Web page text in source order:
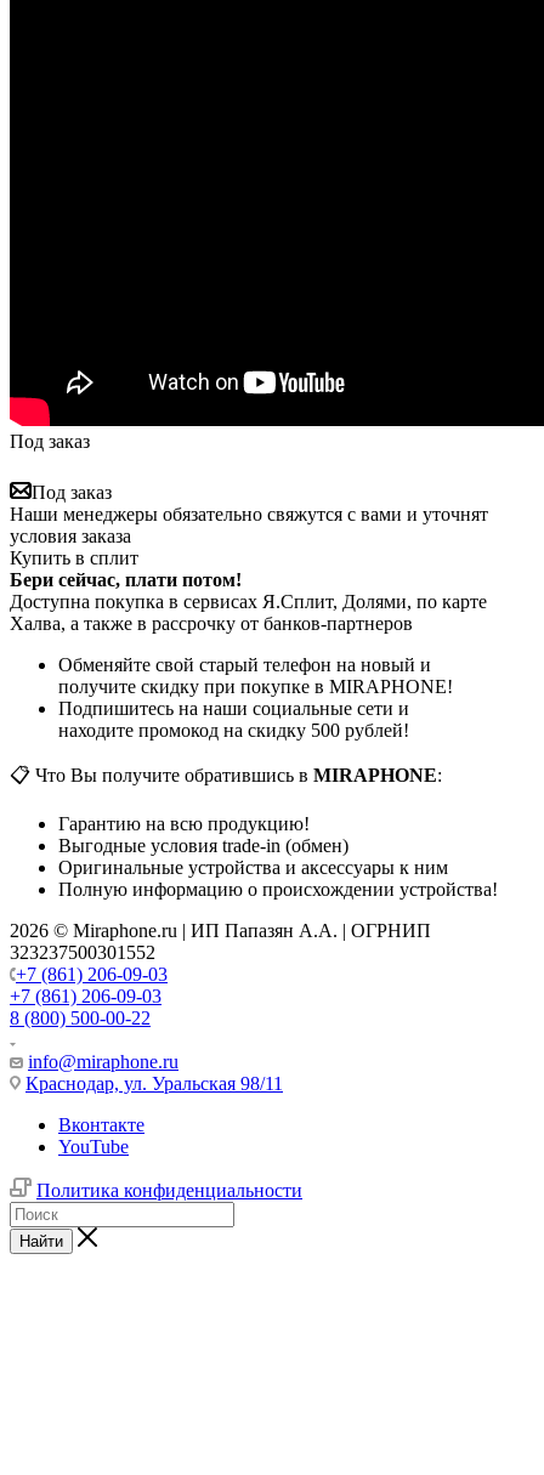
Под заказ
Под заказ
Наши менеджеры обязательно свяжутся с вами и уточнят
условия заказа
Купить в сплит
Бери сейчас, плати потом!
Доступна покупка в сервисах Я.Сплит, Долями, по карте
Халва, а также в рассрочку от банков-партнеров
Обменяйте свой старый телефон на новый и
получите скидку при покупке в MIRAPHONE!
Подпишитесь на наши социальные сети и
находите промокод на скидку 500 рублей!
📋 Что Вы получите обратившись в MIRAPHONE:
Гарантию на всю продукцию!
Выгодные условия trade-in (обмен)
Оригинальные устройства и аксессуары к ним
Полную информацию о происхождении устройства!
2026 © Miraphone.ru | ИП Папазян А.А. | ОГРНИП
323237500301552
+7 (861) 206-09-03
+7 (861) 206-09-03
8 (800) 500-00-22
info@miraphone.ru
Краснодар, ул. Уральская 98/11
Вконтакте
YouTube
Политика конфиденциальности
Найти